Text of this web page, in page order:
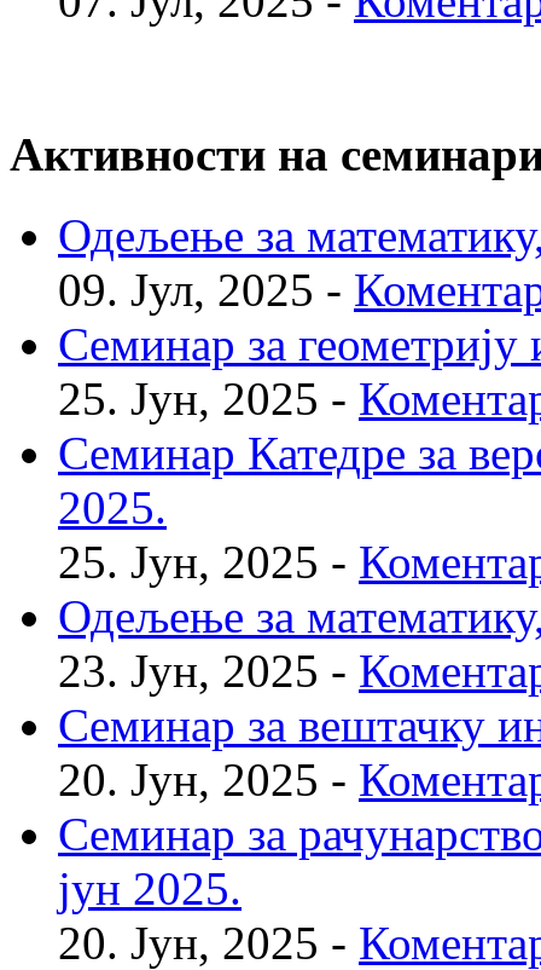
Активности на
Одељење за
09. Јул, 2025 -
Семинар за
25. Јун, 2025 -
Семинар Катедре за
2025.
25. Јун, 2025 -
Одељење за
23. Јун, 2025 -
Семинар за вештачку
20. Јун, 2025 -
Семинар за
јун 2025.
20. Јун, 2025 -